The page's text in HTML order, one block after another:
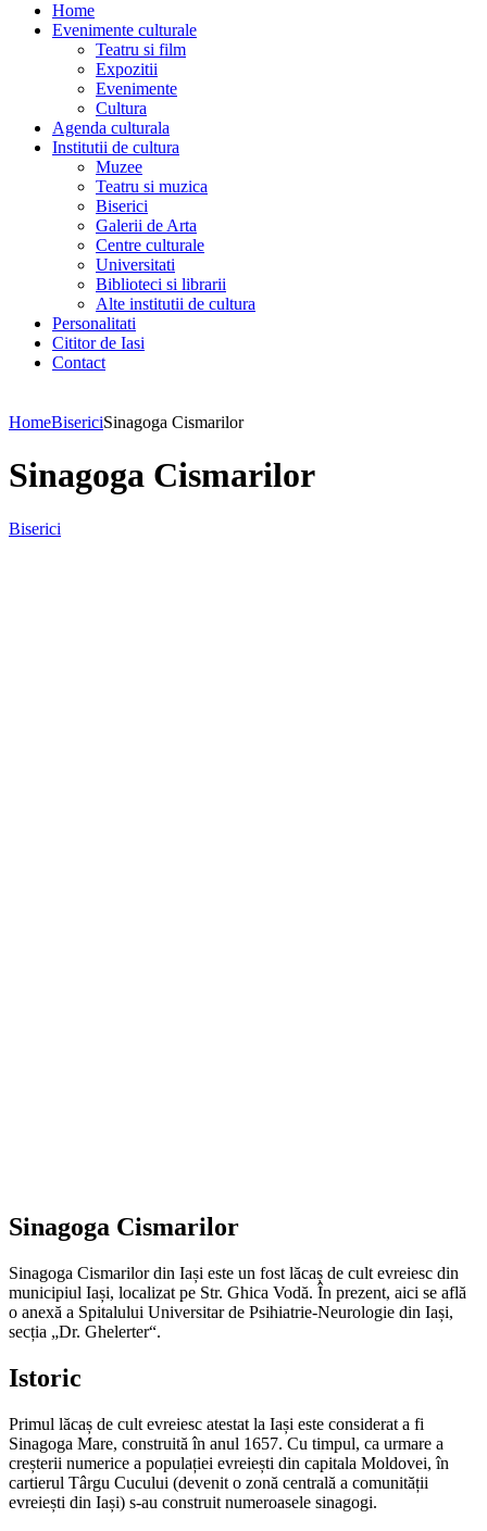
Home
Evenimente culturale
Teatru si film
Expozitii
Evenimente
Cultura
Agenda culturala
Institutii de cultura
Muzee
Teatru si muzica
Biserici
Galerii de Arta
Centre culturale
Universitati
Biblioteci si librarii
Alte institutii de cultura
Personalitati
Cititor de Iasi
Contact
HomeBisericiSinagoga Cismarilor
Sinagoga Cismarilor
Biserici
Sinagoga Cismarilor
Sinagoga Cismarilor din Iași este un fost lăcaș de cult evreiesc din
municipiul Iași, localizat pe Str. Ghica Vodă. În prezent, aici se află
o anexă a Spitalului Universitar de Psihiatrie-Neurologie din Iași,
secția „Dr. Ghelerter“.
Istoric
Primul lăcaș de cult evreiesc atestat la Iași este considerat a fi
Sinagoga Mare, construită în anul 1657. Cu timpul, ca urmare a
creșterii numerice a populației evreiești din capitala Moldovei, în
cartierul Târgu Cucului (devenit o zonă centrală a comunității
evreiești din Iași) s-au construit numeroasele sinagogi.